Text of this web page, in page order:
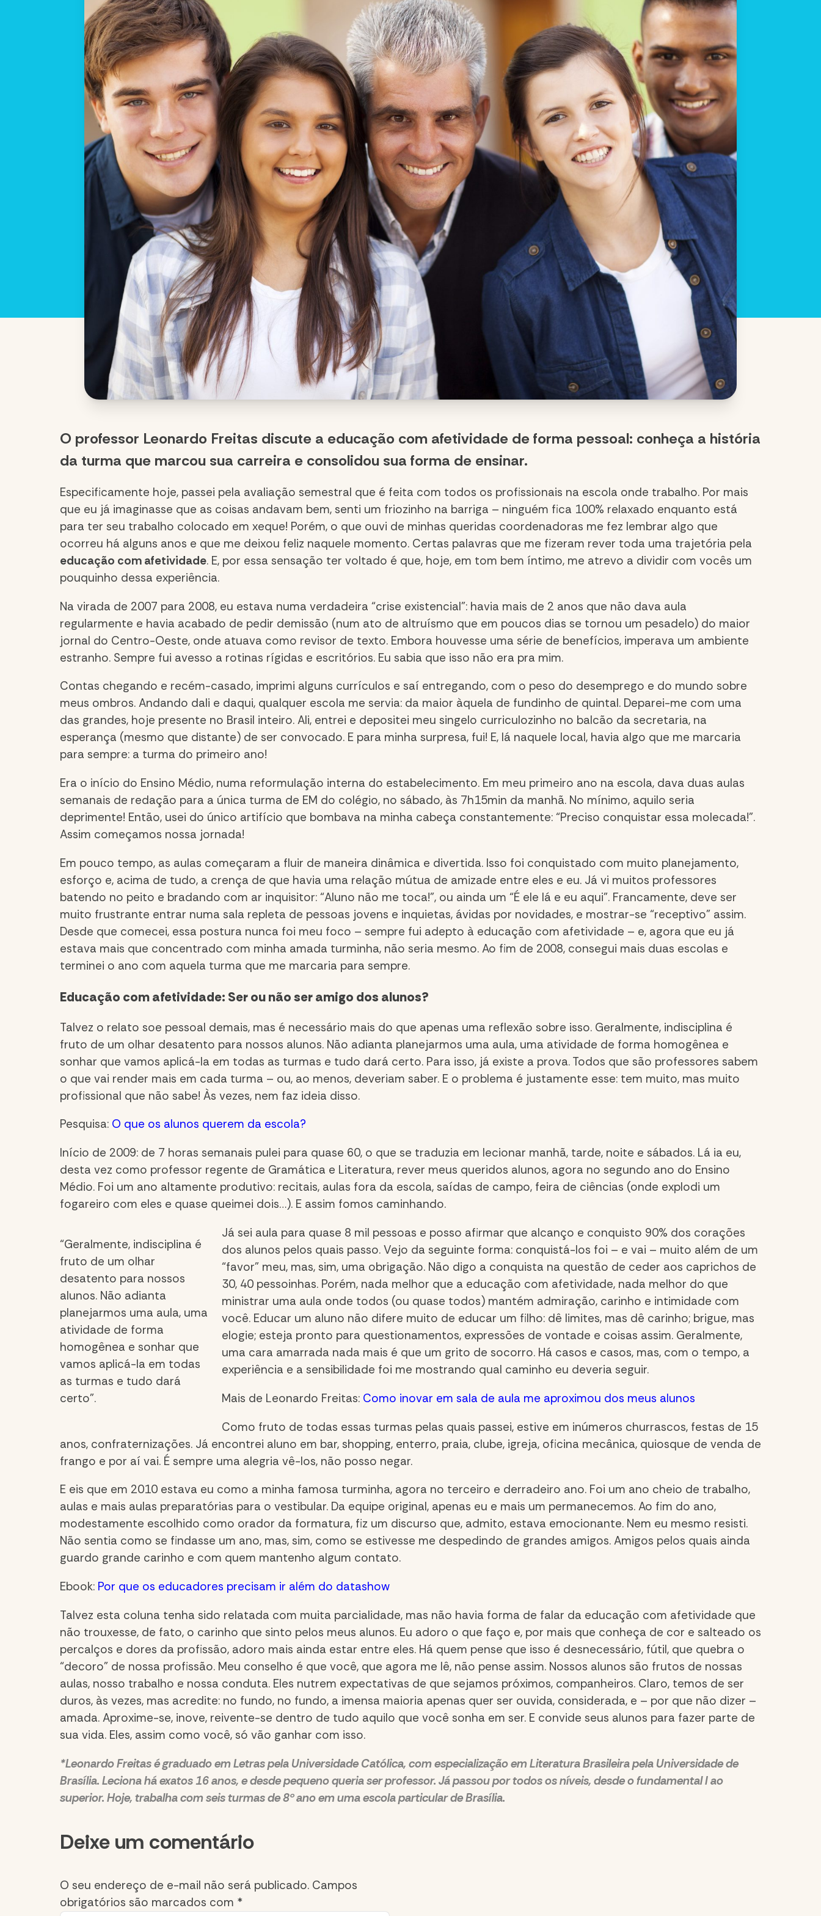
O professor Leonardo Freitas discute a educação com afetividade de forma pessoal: conheça a história
da turma que marcou sua carreira e consolidou sua forma de ensinar.
Especificamente hoje, passei pela avaliação semestral que é feita com todos os profissionais na escola onde trabalho. Por mais
que eu já imaginasse que as coisas andavam bem, senti um friozinho na barriga – ninguém fica 100% relaxado enquanto está
para ter seu trabalho colocado em xeque! Porém, o que ouvi de minhas queridas coordenadoras me fez lembrar algo que
ocorreu há alguns anos e que me deixou feliz naquele momento. Certas palavras que me fizeram rever toda uma trajetória pela
educação com afetividade. E, por essa sensação ter voltado é que, hoje, em tom bem íntimo, me atrevo a dividir com vocês um
pouquinho dessa experiência.
Na virada de 2007 para 2008, eu estava numa verdadeira “crise existencial”: havia mais de 2 anos que não dava aula
regularmente e havia acabado de pedir demissão (num ato de altruísmo que em poucos dias se tornou um pesadelo) do maior
jornal do Centro-Oeste, onde atuava como revisor de texto. Embora houvesse uma série de benefícios, imperava um ambiente
estranho. Sempre fui avesso a rotinas rígidas e escritórios. Eu sabia que isso não era pra mim.
Contas chegando e recém-casado, imprimi alguns currículos e saí entregando, com o peso do desemprego e do mundo sobre
meus ombros. Andando dali e daqui, qualquer escola me servia: da maior àquela de fundinho de quintal. Deparei-me com uma
das grandes, hoje presente no Brasil inteiro. Ali, entrei e depositei meu singelo curriculozinho no balcão da secretaria, na
esperança (mesmo que distante) de ser convocado. E para minha surpresa, fui! E, lá naquele local, havia algo que me marcaria
para sempre: a turma do primeiro ano!
Era o início do Ensino Médio, numa reformulação interna do estabelecimento. Em meu primeiro ano na escola, dava duas aulas
semanais de redação para a única turma de EM do colégio, no sábado, às 7h15min da manhã. No mínimo, aquilo seria
deprimente! Então, usei do único artifício que bombava na minha cabeça constantemente: “Preciso conquistar essa molecada!”.
Assim começamos nossa jornada!
Em pouco tempo, as aulas começaram a fluir de maneira dinâmica e divertida. Isso foi conquistado com muito planejamento,
esforço e, acima de tudo, a crença de que havia uma relação mútua de amizade entre eles e eu. Já vi muitos professores
batendo no peito e bradando com ar inquisitor: “Aluno não me toca!”, ou ainda um “É ele lá e eu aqui”. Francamente, deve ser
muito frustrante entrar numa sala repleta de pessoas jovens e inquietas, ávidas por novidades, e mostrar-se “receptivo” assim.
Desde que comecei, essa postura nunca foi meu foco – sempre fui adepto à educação com afetividade – e, agora que eu já
estava mais que concentrado com minha amada turminha, não seria mesmo. Ao fim de 2008, consegui mais duas escolas e
terminei o ano com aquela turma que me marcaria para sempre.
Educação com afetividade: Ser ou não ser amigo dos alunos?
Talvez o relato soe pessoal demais, mas é necessário mais do que apenas uma reflexão sobre isso. Geralmente, indisciplina é
fruto de um olhar desatento para nossos alunos. Não adianta planejarmos uma aula, uma atividade de forma homogênea e
sonhar que vamos aplicá-la em todas as turmas e tudo dará certo. Para isso, já existe a prova. Todos que são professores sabem
o que vai render mais em cada turma – ou, ao menos, deveriam saber. E o problema é justamente esse: tem muito, mas muito
profissional que não sabe! Às vezes, nem faz ideia disso.
Pesquisa: O que os alunos querem da escola?
Início de 2009: de 7 horas semanais pulei para quase 60, o que se traduzia em lecionar manhã, tarde, noite e sábados. Lá ia eu,
desta vez como professor regente de Gramática e Literatura, rever meus queridos alunos, agora no segundo ano do Ensino
Médio. Foi um ano altamente produtivo: recitais, aulas fora da escola, saídas de campo, feira de ciências (onde explodi um
fogareiro com eles e quase queimei dois…). E assim fomos caminhando.
“Geralmente, indisciplina é
fruto de um olhar
desatento para nossos
alunos. Não adianta
planejarmos uma aula, uma
atividade de forma
homogênea e sonhar que
vamos aplicá-la em todas
as turmas e tudo dará
certo”.
Já sei aula para quase 8 mil pessoas e posso afirmar que alcanço e conquisto 90% dos corações
dos alunos pelos quais passo. Vejo da seguinte forma: conquistá-los foi – e vai – muito além de um
“favor” meu, mas, sim, uma obrigação. Não digo a conquista na questão de ceder aos caprichos de
30, 40 pessoinhas. Porém, nada melhor que a educação com afetividade, nada melhor do que
ministrar uma aula onde todos (ou quase todos) mantém admiração, carinho e intimidade com
você. Educar um aluno não difere muito de educar um filho: dê limites, mas dê carinho; brigue, mas
elogie; esteja pronto para questionamentos, expressões de vontade e coisas assim. Geralmente,
uma cara amarrada nada mais é que um grito de socorro. Há casos e casos, mas, com o tempo, a
experiência e a sensibilidade foi me mostrando qual caminho eu deveria seguir.
Mais de Leonardo Freitas: Como inovar em sala de aula me aproximou dos meus alunos
Como fruto de todas essas turmas pelas quais passei, estive em inúmeros churrascos, festas de 15
anos, confraternizações. Já encontrei aluno em bar, shopping, enterro, praia, clube, igreja, oficina mecânica, quiosque de venda de
frango e por aí vai. É sempre uma alegria vê-los, não posso negar.
E eis que em 2010 estava eu como a minha famosa turminha, agora no terceiro e derradeiro ano. Foi um ano cheio de trabalho,
aulas e mais aulas preparatórias para o vestibular. Da equipe original, apenas eu e mais um permanecemos. Ao fim do ano,
modestamente escolhido como orador da formatura, fiz um discurso que, admito, estava emocionante. Nem eu mesmo resisti.
Não sentia como se findasse um ano, mas, sim, como se estivesse me despedindo de grandes amigos. Amigos pelos quais ainda
guardo grande carinho e com quem mantenho algum contato.
Ebook: Por que os educadores precisam ir além do datashow
Talvez esta coluna tenha sido relatada com muita parcialidade, mas não havia forma de falar da educação com afetividade que
não trouxesse, de fato, o carinho que sinto pelos meus alunos. Eu adoro o que faço e, por mais que conheça de cor e salteado os
percalços e dores da profissão, adoro mais ainda estar entre eles. Há quem pense que isso é desnecessário, fútil, que quebra o
“decoro” de nossa profissão. Meu conselho é que você, que agora me lê, não pense assim. Nossos alunos são frutos de nossas
aulas, nosso trabalho e nossa conduta. Eles nutrem expectativas de que sejamos próximos, companheiros. Claro, temos de ser
duros, às vezes, mas acredite: no fundo, no fundo, a imensa maioria apenas quer ser ouvida, considerada, e – por que não dizer –
amada. Aproxime-se, inove, reivente-se dentro de tudo aquilo que você sonha em ser. E convide seus alunos para fazer parte de
sua vida. Eles, assim como você, só vão ganhar com isso.
*Leonardo Freitas é graduado em Letras pela Universidade Católica, com especialização em Literatura Brasileira pela Universidade de
Brasília. Leciona há exatos 16 anos, e desde pequeno queria ser professor. Já passou por todos os níveis, desde o fundamental I ao
superior. Hoje, trabalha com seis turmas de 8º ano em uma escola particular de Brasília.
Comment
section
Deixe um comentário
O seu endereço de e-mail não será publicado. Campos
obrigatórios são marcados com *